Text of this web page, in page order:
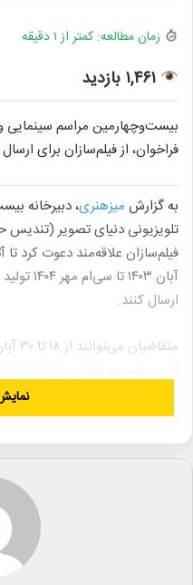
زمان مطالعه: کمتر از ۱ دقیقه
۱,۴۶۱ بازدید
بیست‌وچهارمین مراسم سینمایی
فراخوان، از فیلم‌سازان برای
به گزارش میزهنری، دبیرخانه
تلویزیونی دنیای تصویر (تندیس
فیلم‌سازان علاقه‌مند دعوت کرد تا
آبان
ارسال کنند.
فرم ثبت‌نام بخش فیلم کوتاه را
hafez-awards-short-film-
registeration/
توجه: امکان انصراف از شرکت
فیلمساز تنها مجاز به ارسال یک